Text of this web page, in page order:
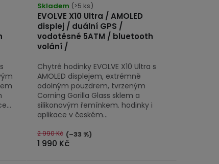
EVOLVE X10 Ultra / AMOLED
displej / duální GPS /
vodotěsné 5ATM / bluetooth
volání /
hodnocení
produktu
je
5,0
5
hvězdiček.
Skladem (>5 ks)
1 990 Kč
2 990 Kč (–33 %)
Chytré hodinky EVOLVE X10 Ultra s
AMOLED displejem, extrémně
odolným pouzdrem, tvrzeným
Corning Gorilla Glass sklem a
silikonovým řemínkem. hodinky i
aplikace v českém...